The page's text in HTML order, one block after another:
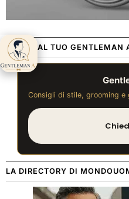
CHIEDI AL TUO GENTLEMAN
Consigli di stile, grooming e
LA DIRECTORY DI
Gentleman AI ti
aspetta 👋